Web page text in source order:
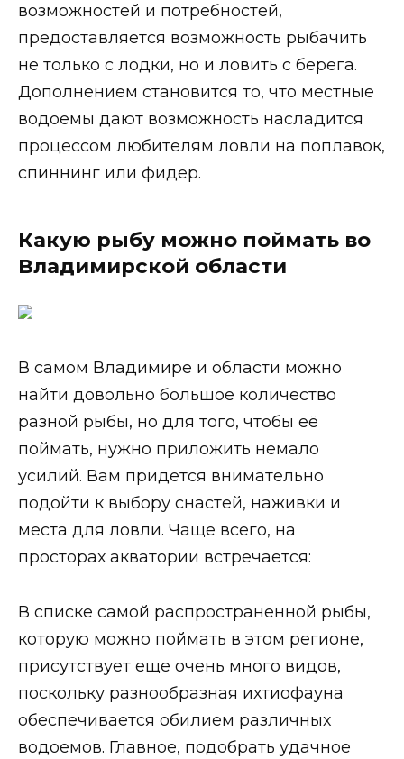
возможностей и потребностей,
предоставляется возможность рыбачить
не только с лодки, но и ловить с берега.
Дополнением становится то, что местные
водоемы дают возможность насладится
процессом любителям ловли на поплавок,
спиннинг или фидер.
Какую рыбу можно поймать во
Владимирской области
В самом Владимире и области можно
найти довольно большое количество
разной рыбы, но для того, чтобы её
поймать, нужно приложить немало
усилий. Вам придется внимательно
подойти к выбору снастей, наживки и
места для ловли. Чаще всего, на
просторах акватории встречается:
В списке самой распространенной рыбы,
которую можно поймать в этом регионе,
присутствует еще очень много видов,
поскольку разнообразная ихтиофауна
обеспечивается обилием различных
водоемов. Главное, подобрать удачное